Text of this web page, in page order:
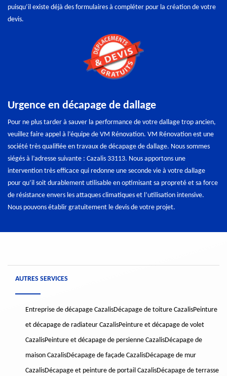
puisqu’il existe déjà des formulaires à compléter pour la création de votre
devis.
Urgence en décapage de dallage
Pour ne plus tarder à sauver la performance de votre dallage trop ancien,
veuillez faire appel à l’équipe de VM Rénovation. VM Rénovation est une
société très qualifiée en travaux de décapage de dallage. Nous sommes
siégés à l’adresse suivante : Cazalis 33113. Nous apportons une
intervention très efficace qui redonne une seconde vie à votre dallage
pour qu’il soit durablement utilisable en optimisant sa propreté et sa force
de résistance envers les attaques climatiques et l’utilisation intensive.
Nous pouvons établir gratuitement le devis de votre projet.
AUTRES SERVICES
Entreprise de décapage CazalisDécapage de toiture CazalisPeinture
et décapage de radiateur CazalisPeinture et décapage de volet
CazalisPeinture et décapage de persienne CazalisDécapage de
maison CazalisDécapage de façade CazalisDécapage de mur
CazalisDécapage et peinture de portail CazalisDécapage de terrasse